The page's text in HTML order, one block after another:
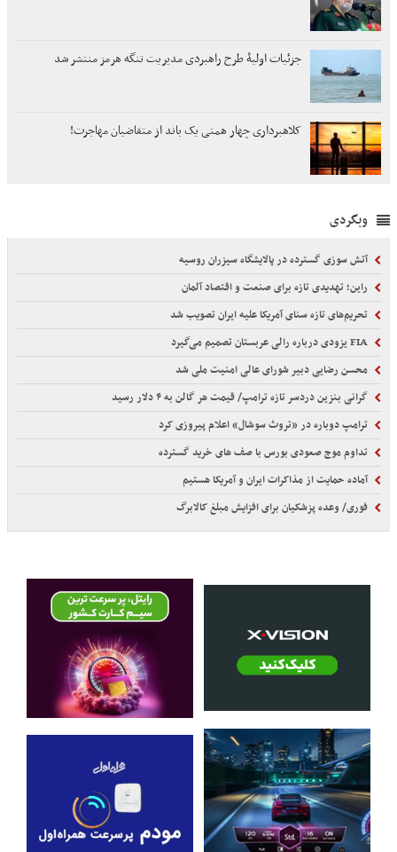
جزئیات اولیۀ طرح راهبردی مدیریت تنگه هرمز منتشر شد
کلاهبرداری چهار همتی یک باند از متقاضیان مهاجرت!
وبگردی
آتش سوزی گسترده در پالایشگاه سیزران روسیه
راین؛ تهدیدی تازه برای صنعت و اقتصاد آلمان
تحریم‌های تازه سنای آمریکا علیه ایران تصویب شد
محسن رضایی دبیر شورای عالی امنیت ملی شد
گرانی بنزین دردسر تازه ترامپ/ قیمت هر گالن به ۴ دلار رسید
ترامپ دوباره در «تروث سوشال» اعلام پیروزی کرد
تداوم موج صعودی بورس با صف های خرید گسترده
آماده حمایت از مذاکرات ایران و آمریکا هستیم
فوری/ وعده پزشکیان برای افزایش مبلغ کالابرگ